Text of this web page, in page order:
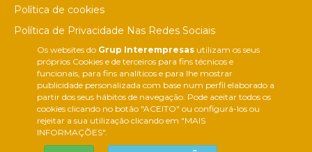
Os websites do Grup Interempresasutilizam os seus
próprios Cookies e de terceiros para fins técnicos e
funcionais, para fins analíticos e para lhe mostrar
publicidade personalizada com base num perfil elaborado a
partir dos seus hábitos de navegação. Pode aceitar todos os
cookies clicando no botão "ACEITO" ou configurá-los ou
rejeitar a sua utilização clicando em "MAIS
INFORMAÇÕES".
Política de cookies
Política de Privacidade Nas Redes Sociais
Canal de denúncias
Colaborações editoriais